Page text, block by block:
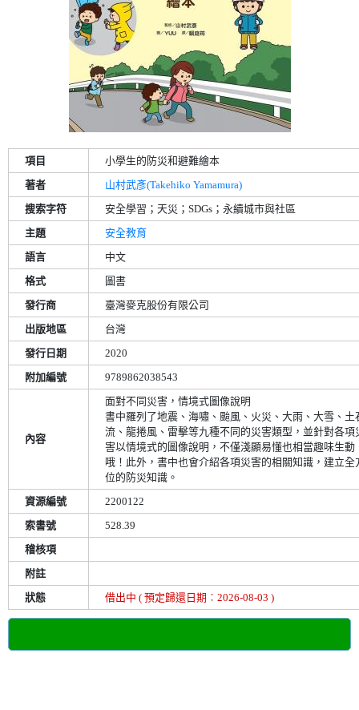
項目
小學生的防災和避難繪本
著者
山村武彥(Takehiko Yamamura)
搜索字符
安全學習；天災；SDGs；永續城市與社區
主題
安全教育
語言
中文
格式
圖書
發行商
臺灣麥克股份有限公司
出版地區
台灣
發行日期
2020
附加編號
9789862038543
內容
面對不同災害，情境式圖像說明
書中羅列了地震、海嘯、颱風、火災、大雨、大雪、土
流、龍捲風、雷擊等九種不同的災害類型，並針對各項
害以情境式的圖像說明，不僅淺顯易懂也相當趣味生動
哦！此外，書中也會介紹各項災害的相關知識，建立全
位的防災知識。
資源編號
2200122
索書號
528.39
稽核項
附註
狀態
借出中 ( 預定歸還日期︰2026-08-03 )